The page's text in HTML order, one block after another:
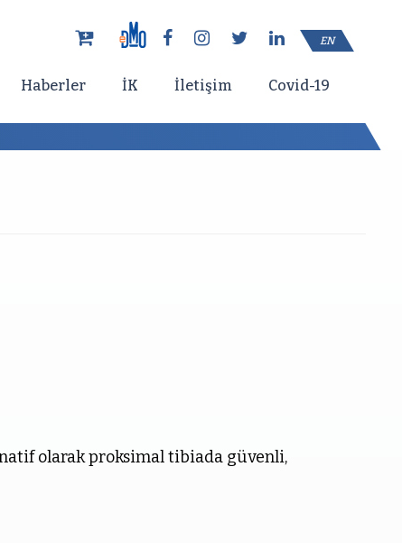
EN
Haberler İK İletişim Covid-19
olarak proksimal tibiada güvenli,